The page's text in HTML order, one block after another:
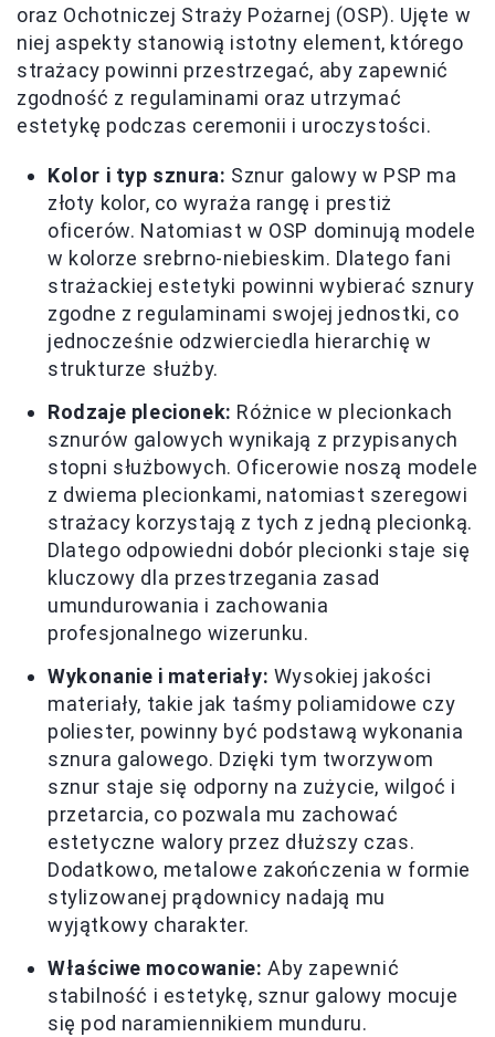
oraz Ochotniczej Straży Pożarnej (OSP). Ujęte w
niej aspekty stanowią istotny element, którego
strażacy powinni przestrzegać, aby zapewnić
zgodność z regulaminami oraz utrzymać
estetykę podczas ceremonii i uroczystości.
Kolor i typ sznura: Sznur galowy w PSP ma
złoty kolor, co wyraża rangę i prestiż
oficerów. Natomiast w OSP dominują modele
w kolorze srebrno-niebieskim. Dlatego fani
strażackiej estetyki powinni wybierać sznury
zgodne z regulaminami swojej jednostki, co
jednocześnie odzwierciedla hierarchię w
strukturze służby.
Rodzaje plecionek: Różnice w plecionkach
sznurów galowych wynikają z przypisanych
stopni służbowych. Oficerowie noszą modele
z dwiema plecionkami, natomiast szeregowi
strażacy korzystają z tych z jedną plecionką.
Dlatego odpowiedni dobór plecionki staje się
kluczowy dla przestrzegania zasad
umundurowania i zachowania
profesjonalnego wizerunku.
Wykonanie i materiały: Wysokiej jakości
materiały, takie jak taśmy poliamidowe czy
poliester, powinny być podstawą wykonania
sznura galowego. Dzięki tym tworzywom
sznur staje się odporny na zużycie, wilgoć i
przetarcia, co pozwala mu zachować
estetyczne walory przez dłuższy czas.
Dodatkowo, metalowe zakończenia w formie
stylizowanej prądownicy nadają mu
wyjątkowy charakter.
Właściwe mocowanie: Aby zapewnić
stabilność i estetykę, sznur galowy mocuje
się pod naramiennikiem munduru.